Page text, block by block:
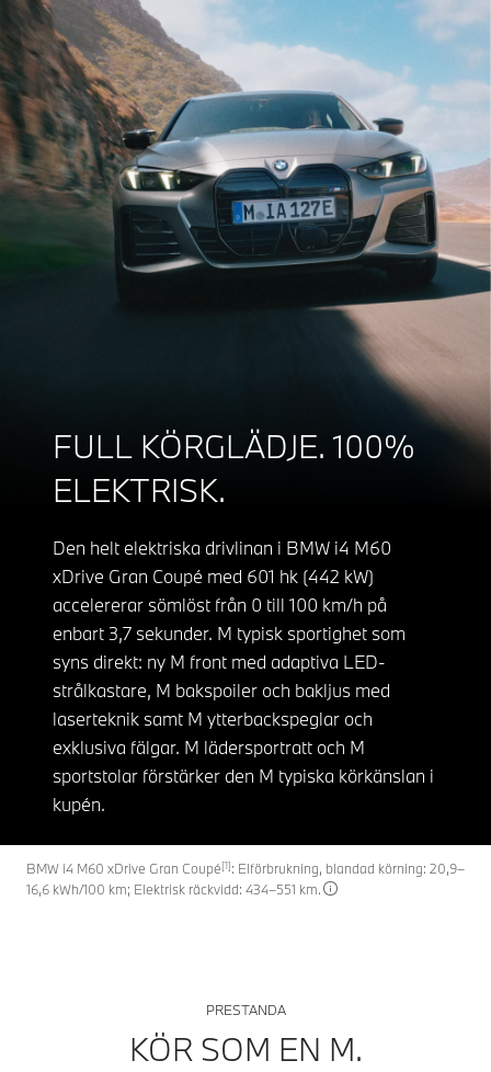
FULL KÖRGLÄDJE. 100%
ELEKTRISK.
Den helt elektriska drivlinan i BMW i4 M60
xDrive Gran Coupé med 601 hk (442 kW)
accelererar sömlöst från 0 till 100 km/h på
enbart 3,7 sekunder. M typisk sportighet som
syns direkt: ny M front med adaptiva LED-
strålkastare, M bakspoiler och bakljus med
laserteknik samt M ytterbackspeglar och
exklusiva fälgar. M lädersportratt och M
sportstolar förstärker den M typiska körkänslan i
kupén.
BMW i4 M60 xDrive Gran Coupé[1]: Elförbrukning, blandad körning: 20,9–
16,6 kWh/100 km; Elektrisk räckvidd: 434–551 km.
PRESTANDA
KÖR SOM EN M.